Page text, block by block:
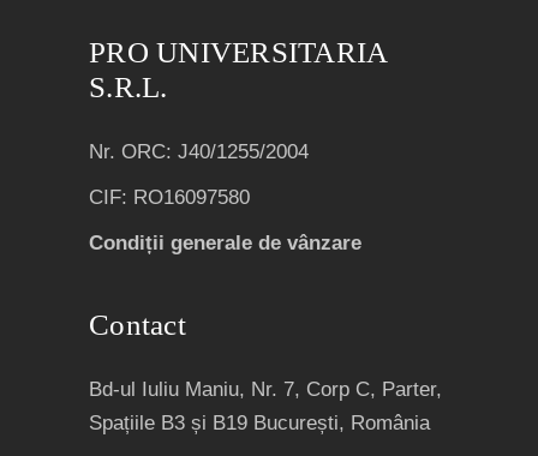
PRO UNIVERSITARIA
S.R.L.
Nr. ORC: J40/1255/2004
CIF: RO16097580
Condiții generale de vânzare
Contact
Bd-ul Iuliu Maniu, Nr. 7, Corp C, Parter,
Spațiile B3 și B19 București, România